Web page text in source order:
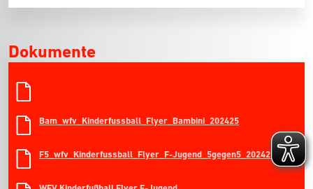
Dokumente
Bam_wfv_Kinderfussball_Flyer_Bambini_202425
F5_wfv_Kinderfussball_Flyer_F-Jugend_5gegen5_202425